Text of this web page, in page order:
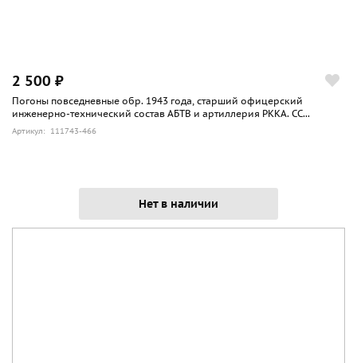
2 500 ₽
Погоны повседневные обр. 1943 года, старший офицерский
инженерно-технический состав АБТВ и артиллерия РККА. СС...
Артикул: 111743-466
Нет в наличии